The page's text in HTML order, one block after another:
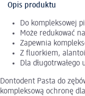
Opis produktu
Do kompleksowej
Może redukować
Zapewnia
Z fluorkiem,
Dla długotrwałego
Dontodent Pasta do
kompleksową ochronę